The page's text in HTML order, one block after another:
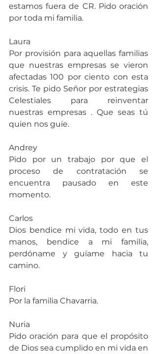
estamos fuera de CR. Pido oración
por toda mi familia.
Laura
Por provisión para aquellas familias
que nuestras empresas se vieron
afectadas 100 por ciento con esta
crisis. Te pido Señor por estrategias
Celestiales para reinventar
nuestras empresas . Que seas tú
quien nos guíe.
Andrey
Pido por un trabajo por que el
proceso de contratación se
encuentra pausado en este
momento.
Carlos
Dios bendice mi vida, todo en tus
manos, bendice a mi familia,
perdóname y guíame hacia tu
camino.
Flori
Por la familia Chavarria.
Nuria
Pido oración para que el propósito
de Dios sea cumplido en mi vida en